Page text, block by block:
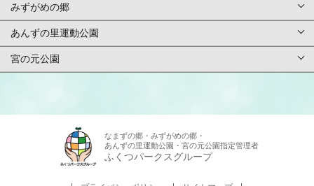
利用案内・申請
ご予約方法
TOPページ
基本情報
施設使用料金
みずがめの郷
TOPページ
基本情報
施設紹介/マップ
あんずの里運動公園
TOPページ
施設紹介/マップ
宮の元公園
なまずの郷・みずがめの郷・
あんずの里運動公園・宮の元公園指定管理者
ふくつパークスグループ